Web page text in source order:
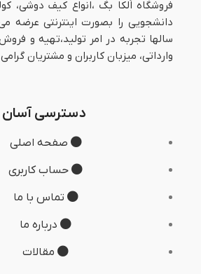
فروشگاه اُلکا بگ ،انواع کیف دوشی،
دانشجویی را بصورت اینترنتی عرضه
سالها تجربه در امر تولید،تهیه و
وارداتی، میزبان کاربران و مشتریان
دسترسی آسان
صفحه اصلی
حساب کاربری
تماس با ما
درباره ما
مقالات